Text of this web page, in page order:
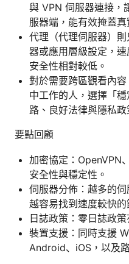
與 VPN 伺服器連接，
服器端，能有效掩蓋
代理（代理伺服器）
器或應用層級設定，
安全性相對較低。
對於需要跨區觀看內
中工作的人，選擇「
路、良好法律與隱私
要點回顧
加密協定：OpenVPN
安全性與穩定性。
伺服器分佈：越多的
越容易找到速度較快的
日誌政策：零日誌政
裝置支援：同時支援
Android、iOS，以及